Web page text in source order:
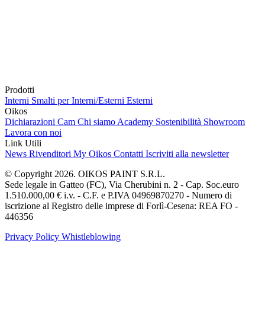
Prodotti
Interni Smalti per Interni/Esterni Esterni
Oikos
Dichiarazioni Cam Chi siamo Academy Sostenibilità Showroom
Lavora con noi
Link Utili
News Rivenditori My Oikos Contatti Iscriviti alla newsletter
© Copyright 2026. OIKOS PAINT S.R.L.
Sede legale in Gatteo (FC), Via Cherubini n. 2 - Cap. Soc.euro
1.510.000,00 € i.v. - C.F. e P.IVA 04969870270 - Numero di
iscrizione al Registro delle imprese di Forlì-Cesena: REA FO -
446356
Privacy Policy Whistleblowing